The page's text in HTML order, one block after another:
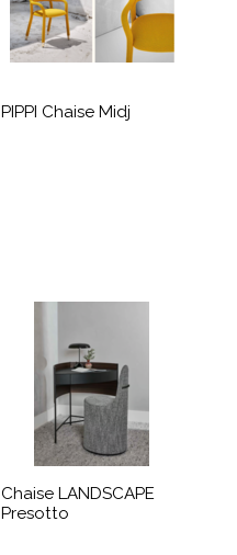
PIPPI Chaise Midj
Chaise LANDSCAPE
Presotto